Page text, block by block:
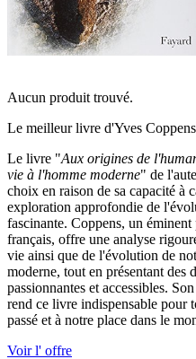
Aucun produit trouvé.
Le meilleur livre d'Yves Coppens
Le livre "Aux origines de
vie à l'homme moderne" de
choix en raison de sa capacité à
exploration approfondie de
fascinante. Coppens, un
français, offre une analyse
vie ainsi que de l'évolution de
moderne, tout en présentant des
passionnantes et accessibles.
rend ce livre indispensable pour
passé et à notre place dans le
Voir l' offre